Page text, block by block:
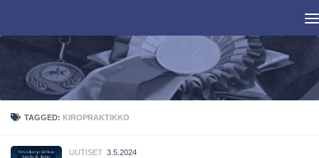
TAGGED: KIROPRAKTIKKO
UUTISET 3.5.2024